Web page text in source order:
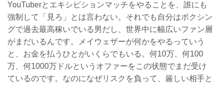
YouTuberとエキシビションマッチをやることを、誰にも
強制して「見ろ」とは言わない。それでも自分はボクシン
グで過去最高稼いでいる男だし、世界中に幅広いファン層
がまだいるんです。メイウェザーが何かをやるっていう
と、お金を払うひとがいくらでもいる。何10万、何100
万、何1000万ドルというオファーをこの状態でまだ受け
ているのです。なのになぜリスクを負って、厳しい相手と